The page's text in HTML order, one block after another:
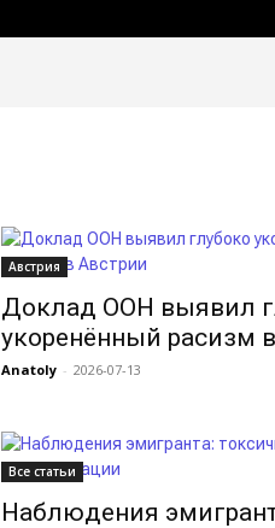
Австрия
Доклад ООН выявил
укоренённый расизм
Anatoly - 2026-07-13
Все статьи
Наблюдения